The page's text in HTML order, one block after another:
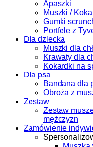
Apaszki
Muszki /
Gumki
Portfele z
Dla dziecka
Muszki dla
Krawaty dla
Kokardki na
Dla psa
Bandana dla
Obroża z
Zestaw
Zestaw
mężczyzn
Zamówienie